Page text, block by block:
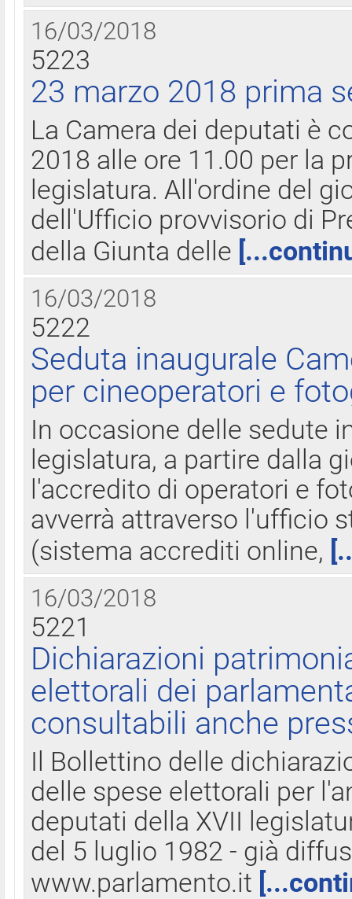
16/03/2018
5223
23 marzo 2018 prima
La Camera dei deputati è
2018 alle ore 11.00 per la
legislatura. All'ordine del
dell'Ufficio provvisorio di
della Giunta delle
16/03/2018
5222
Seduta inaugurale
per cineoperatori e
In occasione delle sedute
legislatura, a partire dalla
l'accredito di operatori e
avverrà attraverso l'ufficio
(sistema accrediti online,
16/03/2018
5221
Dichiarazioni
elettorali dei
consultabili anche
Il Bollettino delle
delle spese elettorali per
deputati della XVII
del 5 luglio 1982 - già
www.parlamento.it